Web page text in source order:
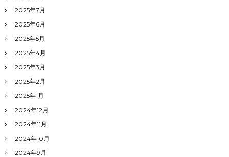
2025年7月
2025年6月
2025年5月
2025年4月
2025年3月
2025年2月
2025年1月
2024年12月
2024年11月
2024年10月
2024年9月